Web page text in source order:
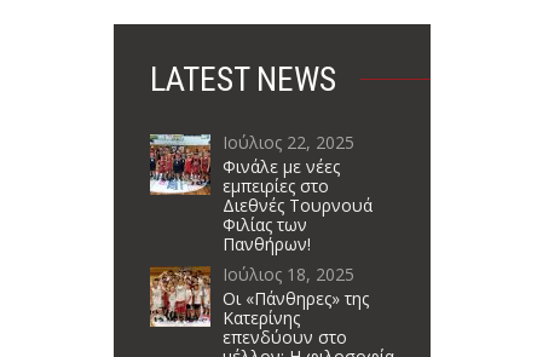
LATEST NEWS
Ιούλιος 22, 2025
Φινάλε με νέες
εμπειρίες στο
Διεθνές Τουρνουά
Φιλίας των
Πανθήρων!
Ιούλιος 18, 2025
Οι «Πάνθηρες» της
Κατερίνης
επενδύουν στο